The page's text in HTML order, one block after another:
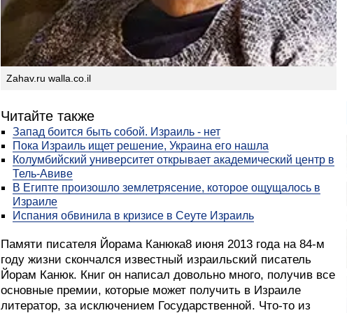
Zahav.ru walla.co.il
Читайте также
Запад боится быть собой. Израиль - нет
Пока Израиль ищет решение, Украина его нашла
Колумбийский университет открывает академический центр в
Тель-Авиве
В Египте произошло землетрясение, которое ощущалось в
Израиле
Испания обвинила в кризисе в Сеуте Израиль
Памяти писателя Йорама Канюка8 июня 2013 года на 84-м
году жизни скончался известный израильский писатель
Йорам Канюк. Книг он написал довольно много, получив все
основные премии, которые может получить в Израиле
литератор, за исключением Государственной. Что-то из